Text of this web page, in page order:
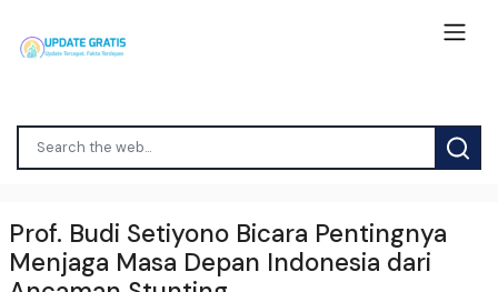
Prof. Budi Setiyono Bicara Pentingnya
Menjaga Masa Depan Indonesia dari